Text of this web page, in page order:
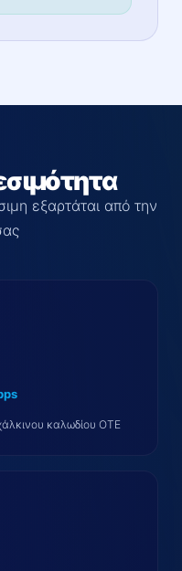
εξαρτάται από την
καλωδίου OTE